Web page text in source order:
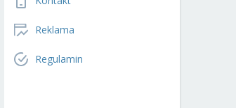
Reklama
Regulamin